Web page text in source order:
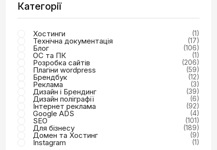
Категорії
Хостинги (1)
Технічна документація (17)
Блог (106)
ОС та ПК (1)
Розробка сайтів (206)
Плагіни wordpress (59)
Брендбук (12)
Реклама (3)
Дизайн і Брендинг (39)
Дизайн поліграфії (6)
Інтернет реклама (92)
Google ADS (4)
SEO (101)
Для бізнесу (189)
Домен та Хостинг (9)
Instagram (1)